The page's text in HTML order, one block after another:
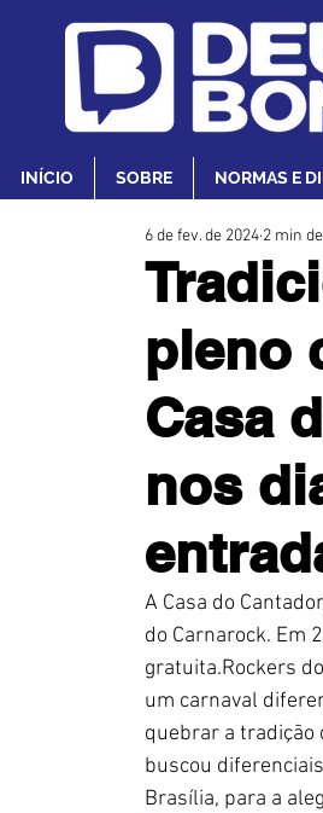
INÍCIO SOBRE NORMAS E
pleno
Casa
nos
6 de fev. de 2024 2 min
A Casa do
do Carnarock. Em
gratuita.Rockers
um carnaval
quebrar a tradição
buscou
Brasília, para a